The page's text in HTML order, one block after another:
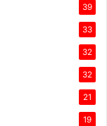
39
33
32
32
21
19